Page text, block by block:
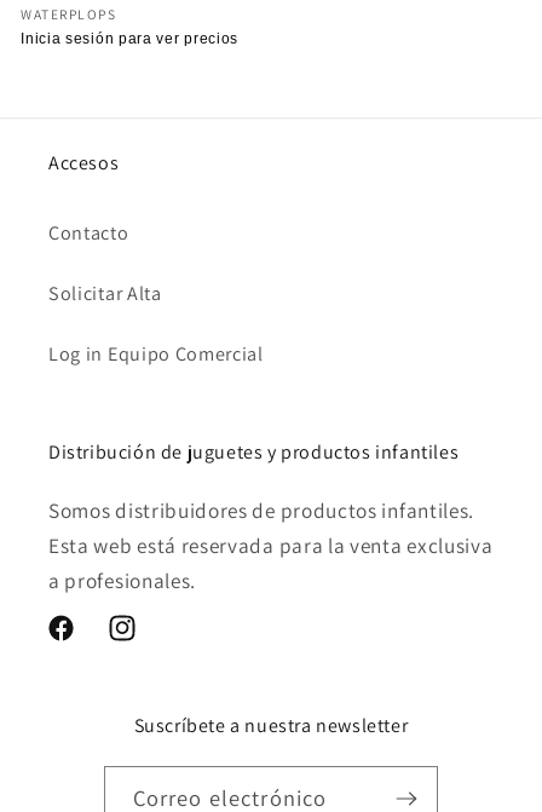
Proveedor:
WATERPLOPS
Precio
Inicia sesión para ver precios
Accesos
Contacto
Solicitar Alta
Log in Equipo Comercial
Distribución de juguetes y productos infantiles
Somos distribuidores de productos infantiles.
Esta web está reservada para la venta exclusiva
a profesionales.
FacebookInstagram
Suscríbete a nuestra newsletter
Correo electrónico